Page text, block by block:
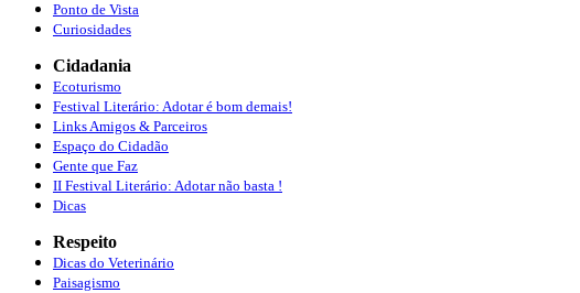
Ponto de Vista
Curiosidades
Cidadania
Ecoturismo
Festival Literário: Adotar é bom demais!
Links Amigos & Parceiros
Espaço do Cidadão
Gente que Faz
II Festival Literário: Adotar não basta !
Dicas
Respeito
Dicas do Veterinário
Paisagismo